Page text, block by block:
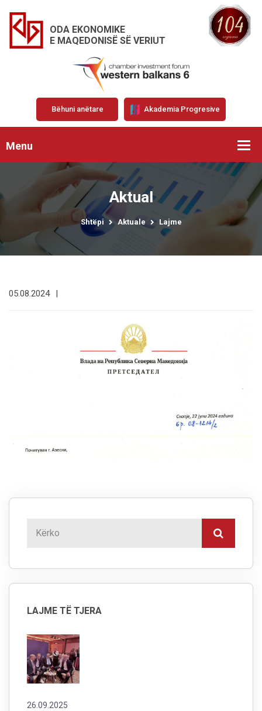
ODA EKONOMIKE
E MAQEDONISË SË VERIUT
Bëhuni anëtare Akademia Progresive
Menu
Aktual
Shtëpi Aktuale Lajme
05.08.2024 |
LAJME TË TJERA
26.09.2025